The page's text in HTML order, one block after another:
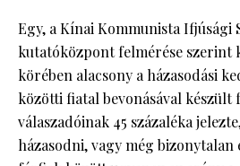
Egy, a Kínai Kommunista Ifjúsági
kutatóközpont felmérése szerint
körében alacsony a házasodási
közötti fiatal bevonásával készült
válaszadóinak 45 százaléka
házasodni, vagy még bizonytalan